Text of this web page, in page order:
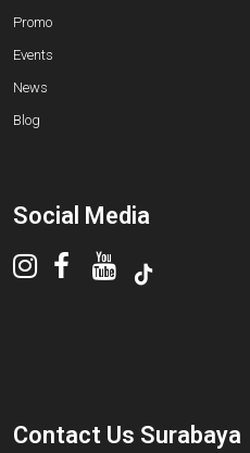
Promo
Events
News
Blog
Social Media
Contact Us Surabaya